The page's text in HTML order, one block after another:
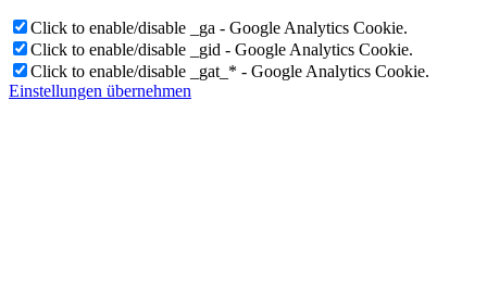
Click to enable/disable _ga - Google Analytics Cookie.
Click to enable/disable _gid - Google Analytics Cookie.
Click to enable/disable _gat_* - Google Analytics Cookie.
Einstellungen übernehmen